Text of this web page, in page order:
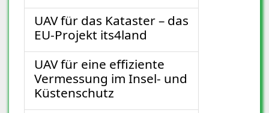
UAV für das Kataster – das
EU-Projekt its4land
UAV für eine effiziente
Vermessung im Insel- und
Küstenschutz